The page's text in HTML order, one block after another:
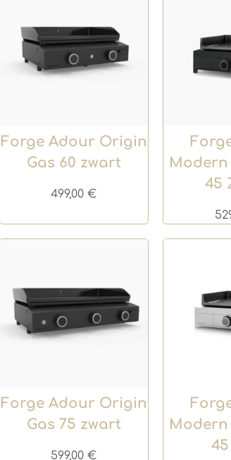
Forge Adour Origin
Gas 60 zwart
499,00€
45
Forge Adour Origin
Gas 75 zwart
599,00€